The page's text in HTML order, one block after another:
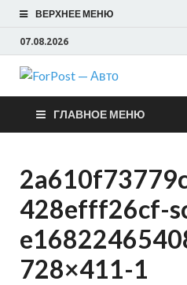
ВЕРХНЕЕ МЕНЮ
07.08.2026
ГЛАВНОЕ МЕНЮ
428efff26cf-
728×411-1